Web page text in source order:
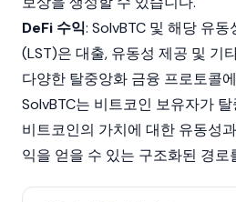
DeFi 수익: SolvBTC 및 해당 유동
(LST)은 대출, 유동성 제공 및 기
다양한 탈중앙화 금융 프로토콜
SolvBTC는 비트코인 보유자가
비트코인의 가치에 대한 유동성
익을 얻을 수 있는 구조화된 경로